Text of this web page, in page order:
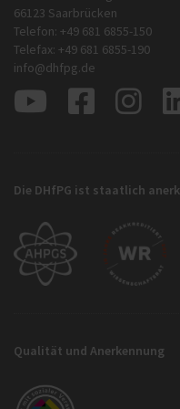
66123 Saarbrücken
Telefon: +49 681 6855-150
Telefax: +49 681 6855-190
info@dhfpg.de
Die DHfPG ist staatlich
Qualität und Anerkennung